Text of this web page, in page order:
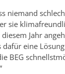
niemand
sie
Jahr
eine
BEG